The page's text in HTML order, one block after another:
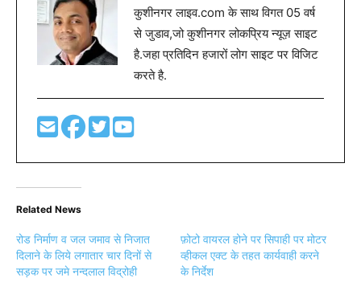
कुशीनगर लाइव.com के साथ विगत 05 वर्ष
से जुडाव,जो कुशीनगर लोकप्रिय न्यूज़ साइट
है.जहा प्रतिदिन हजारों लोग साइट पर विजिट
करते है.
Related News
रोड निर्माण व जल जमाव से निजात
दिलाने के लिये लगातार चार दिनों से
सड़क पर जमे नन्दलाल विद्रोही
फ़ोटो वायरल होने पर सिपाही पर मोटर
व्हीकल एक्ट के तहत कार्यवाही करने
के निर्देश